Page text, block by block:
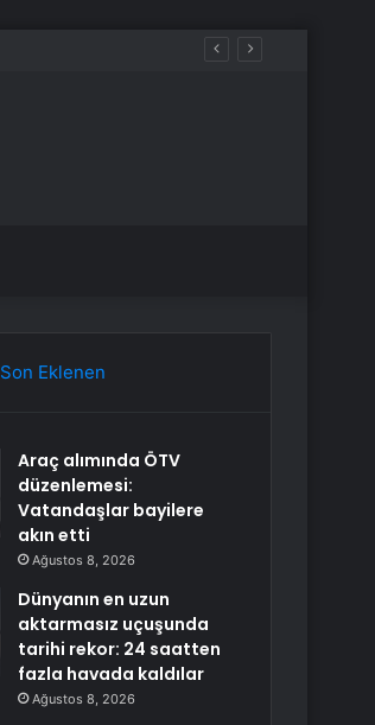
Son Eklenen
Araç alımında ÖTV
düzenlemesi:
Vatandaşlar bayilere
akın etti
Ağustos 8, 2026
Dünyanın en uzun
aktarmasız uçuşunda
tarihi rekor: 24 saatten
fazla havada kaldılar
Ağustos 8, 2026